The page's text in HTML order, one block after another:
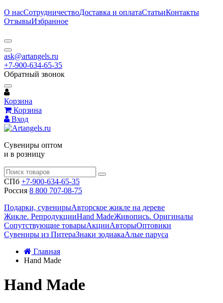
О насСотрудничествоДоставка и оплатаСтатьиКонтакты
ОтзывыИзбранное
ask@artangels.ru
+7-900-634-65-35
Обратный звонок
Корзина
Корзина
Вход
Сувениры оптом
и в розницу
СПб +7-900-634-65-35
Россия 8 800 707-08-75
Подарки, сувенирыАвторское жикле на дереве
Жикле. РепродукцииHand MadeЖивопись. Оригиналы
Сопутствующие товарыАкцииАвторыОптовики
Сувениры из ПитераЗнаки зодиакаАлые паруса
Главная
Hand Made
Hand Made